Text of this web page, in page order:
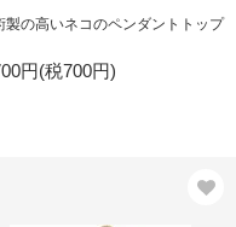
製の高いネコのペンダントトップ
円(税700円)